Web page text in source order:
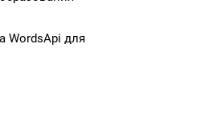
WordsApi для